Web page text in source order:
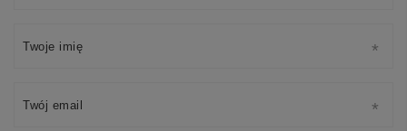
Twoje imię
Twój email